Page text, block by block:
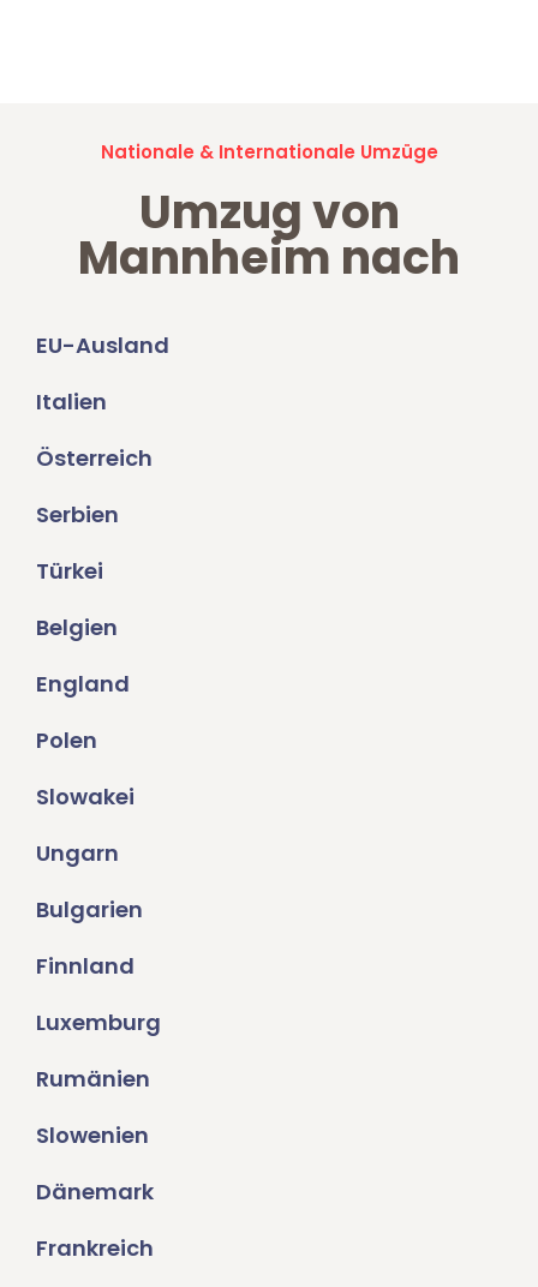
Nationale & Internationale Umzüge
Umzug von
Mannheim nach
EU-Ausland
Italien
Österreich
Serbien
Türkei
Belgien
England
Polen
Slowakei
Ungarn
Bulgarien
Finnland
Luxemburg
Rumänien
Slowenien
Dänemark
Frankreich